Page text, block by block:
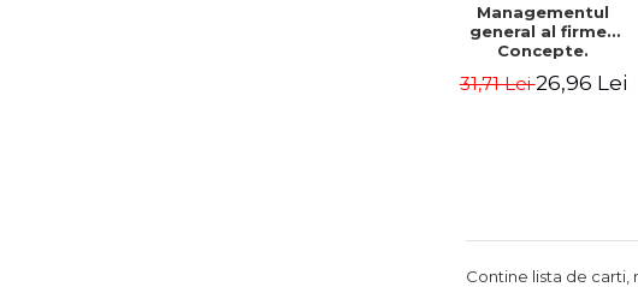
Managementul
general al firmei.
Concepte.
Modele
31,71 Lei26,96 Lei
Contine lista de carti,